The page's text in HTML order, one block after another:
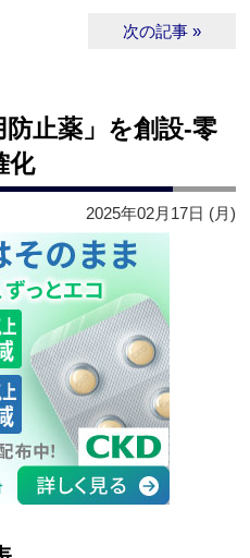
次の記事 »
防止薬」を創設‐零
化
2025年02月17日 (月)